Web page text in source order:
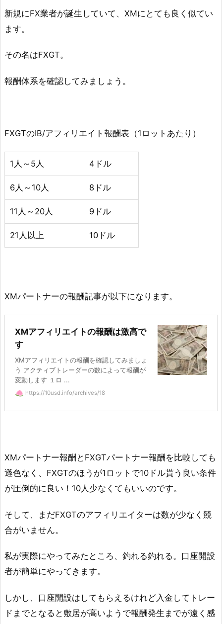
新規にFX業者が誕生していて、XMにとても良く似てい
ます。
その名はFXGT。
報酬体系を確認してみましょう。
FXGTのIB/アフィリエイト報酬表（1ロットあたり）
1人～5人 4ドル
6人～10人 8ドル
11人～20人 9ドル
21人以上 10ドル
XMパートナーの報酬記事が以下になります。
XMアフィリエイトの報酬は激高で
す
XMアフィリエイトの報酬を確認してみましょ
う アクティブトレーダーの数によって報酬が
変動します １ロ ...
https://10usd.info/archives/18
XMパートナー報酬とFXGTパートナー報酬を比較しても
遜色なく、FXGTのほうが1ロットで10ドル貰う良い条件
が圧倒的に良い！10人少なくてもいいのです。
そして、まだFXGTのアフィリエイターは数が少なく競
合がいません。
私が実際にやってみたところ、釣れる釣れる。口座開設
者が簡単にやってきます。
しかし、口座開設はしてもらえるけれど入金してトレー
ドまでとなると敷居が高いようで報酬発生までが遠く感